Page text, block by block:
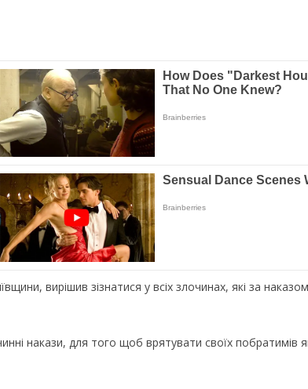
вирішив зізнатися у всіх злочинах, які за
накази, для того щоб врятувати своїх